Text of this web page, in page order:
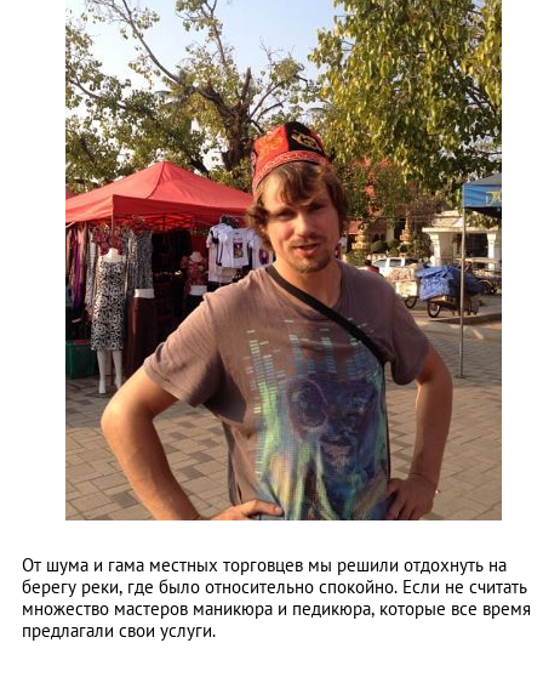
От шума и гама местных торговцев мы решили отдохнуть на
берегу реки, где было относительно спокойно. Если не считать
множество мастеров маникюра и педикюра, которые все время
предлагали свои услуги.